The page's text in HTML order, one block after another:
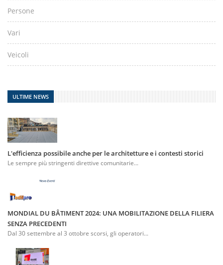
Persone
Vari
Veicoli
ULTIME NEWS
L'efficienza possibile anche per le architetture e i contesti storici
Le sempre più stringenti direttive comunitarie...
MONDIAL DU BÂTIMENT 2024: UNA MOBILITAZIONE DELLA FILIERA
SENZA PRECEDENTI
Dal 30 settembre al 3 ottobre scorsi, gli operatori...